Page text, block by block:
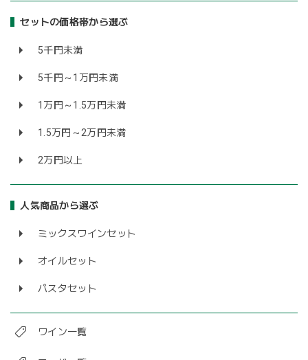
セットの価格帯から選ぶ
5千円未満
5千円～1万円未満
1万円～1.5万円未満
1.5万円～2万円未満
2万円以上
人気商品から選ぶ
ミックスワインセット
オイルセット
パスタセット
ワイン一覧